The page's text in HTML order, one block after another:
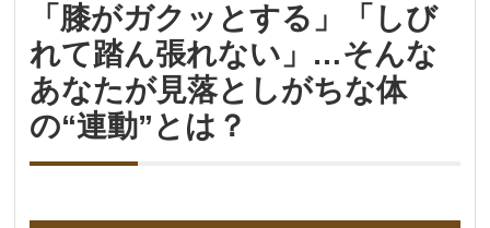
「膝がガクッとする」「しび
れて踏ん張れない」…そんな
あなたが見落としがちな体
の“連動”とは？